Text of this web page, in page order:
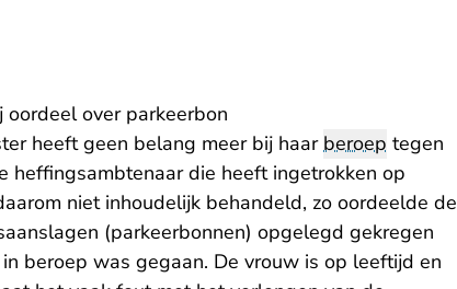
over parkeerbon
heeft geen belang meer bij haarberoep tegen
heffingsambtenaar die heeft ingetrokken op
niet inhoudelijk behandeld, zo oordeelde de
(parkeerbonnen) opgelegd gekregen
beroep was gegaan. De vrouw is op leeftijd en